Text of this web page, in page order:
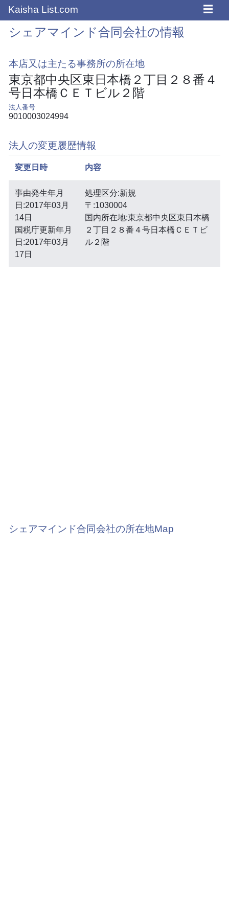
Kaisha List.com ☰
シェアマインド合同会社の情報
本店又は主たる事務所の所在地
東京都中央区東日本橋２丁目２８番４
号日本橋ＣＥＴビル２階
法人番号
9010003024994
法人の変更履歴情報
変更日時 内容
事由発生年月
日:2017年03月
14日
国税庁更新年月
日:2017年03月
17日
処理区分:新規
〒:1030004
国内所在地:東京都中央区東日本橋
２丁目２８番４号日本橋ＣＥＴビ
ル２階
シェアマインド合同会社の所在地Map